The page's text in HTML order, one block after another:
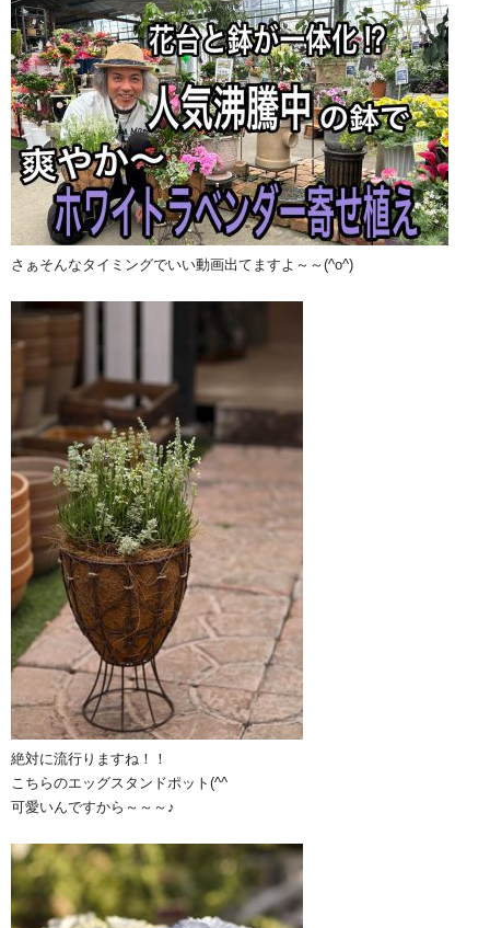
さぁそんなタイミングでいい動画出てますよ～～(^o^)
絶対に流行りますね！！
こちらのエッグスタンドポット(^^ゞ
可愛いんですから～～～♪